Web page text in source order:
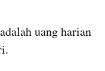
uang harian